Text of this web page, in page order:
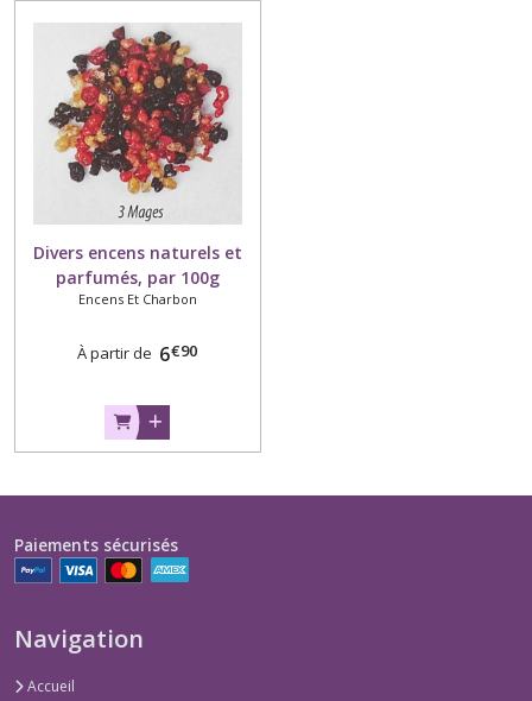
Divers encens naturels et
parfumés, par 100g
Encens Et Charbon
À partir de 6€90
Paiements sécurisés
Navigation
Accueil